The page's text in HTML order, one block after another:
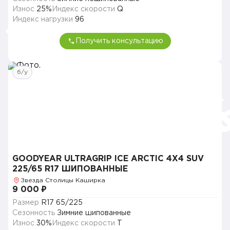
Износ 25% Индекс скорости Q
Индекс нагрузки 96
Получить консультацию
б/у
GOODYEAR ULTRAGRIP ICE ARCTIC 4X4 SUV
225/65 R17 ШИПОВАННЫЕ
Звезда Столицы Каширка
9 000 ₽
Размер
R17 65/225
Сезонность Зимние шипованные
Износ 30% Индекс скорости